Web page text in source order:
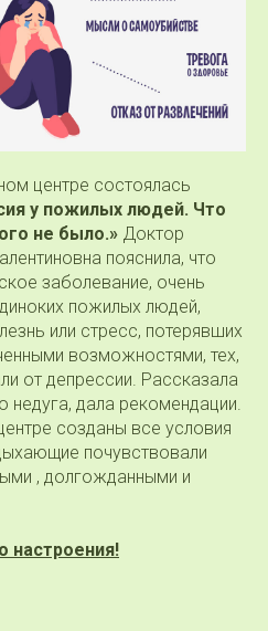
центре состоялась
у пожилых людей. Что
не было.» Доктор
пояснила, что
заболевание, очень
пожилых людей,
или стресс, потерявших
возможностями, тех,
от депрессии. Рассказала
недуга, дала рекомендации.
созданы все условия
почувствовали
, долгожданными и
настроения!